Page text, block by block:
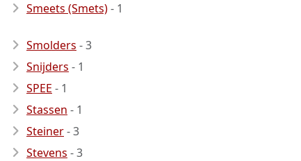
Smeets (Smets)- 1
Smolders - 3
Snijders - 1
SPEE - 1
Stassen - 1
Steiner- 3
Stevens - 3